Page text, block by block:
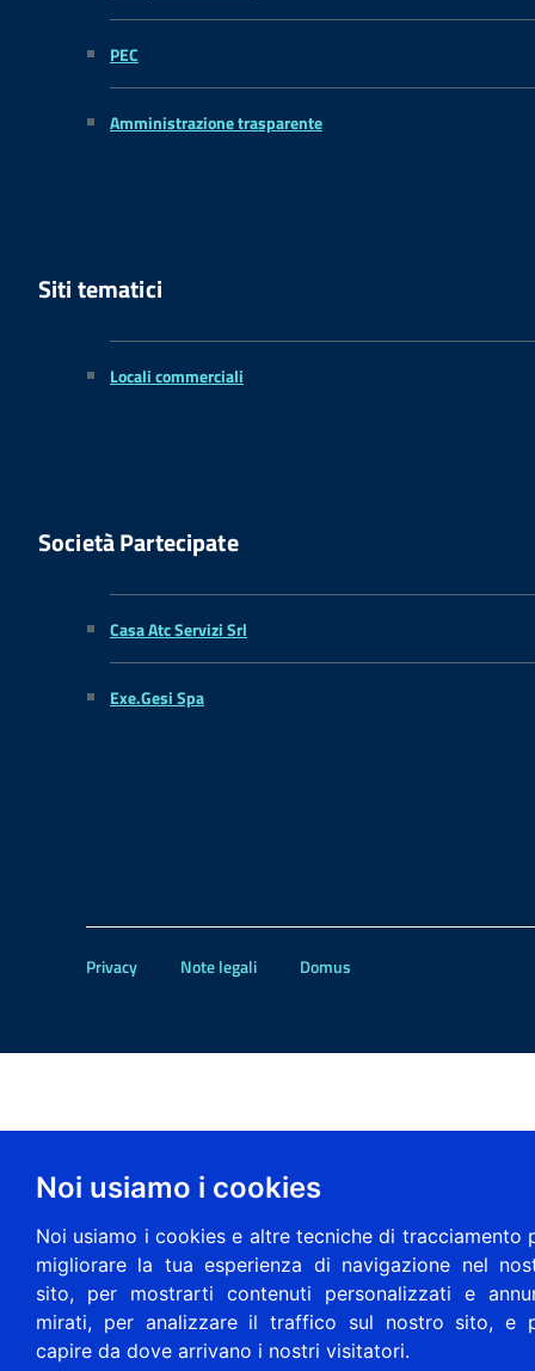
Noi usiamo i cookies
Noi usiamo i cookies e altre tecniche di tracciamento
migliorare la tua esperienza di navigazione nel
sito, per mostrarti contenuti personalizzati e
mirati, per analizzare il traffico sul nostro sito, e
capire da dove arrivano i nostri visitatori.
PEC
Amministrazione trasparente
Siti tematici
Locali commerciali
Società Partecipate
Casa Atc Servizi Srl
Exe.Gesi Spa
Privacy Note legali Domus